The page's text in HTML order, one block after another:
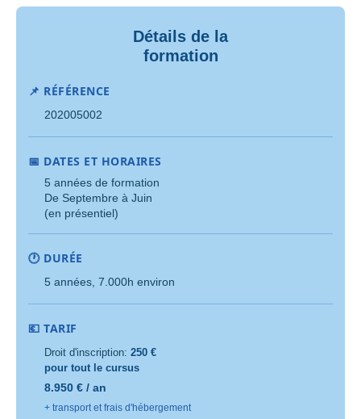
Détails de la
formation
📌 RÉFÉRENCE
202005002
📅 DATES ET HORAIRES
5 années de formation
De Septembre à Juin
(en présentiel)
🕐 DURÉE
5 années, 7.000h environ
💶 TARIF
Droit d'inscription: 250 €
pour tout le cursus
8.950 € / an
+ transport et frais d'hébergement